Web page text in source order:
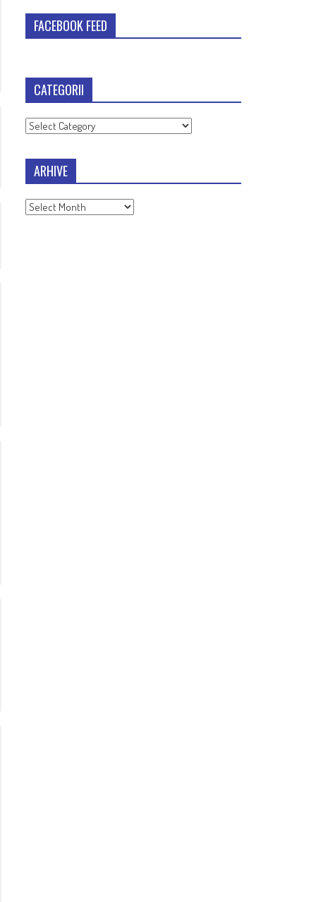
FACEBOOK FEED
CATEGORII
Categorii
ARHIVE
Arhive